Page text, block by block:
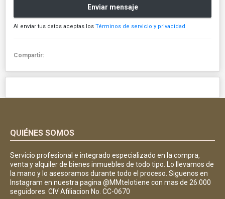
Enviar mensaje
Al enviar tus datos aceptas los Términos de servicio y privacidad
Compartir:
QUIÉNES SOMOS
Servicio profesional e integrado especializado en la compra,
venta y alquiler de bienes inmuebles de todo tipo. Lo llevamos de
la mano y lo asesoramos durante todo el proceso. Siguenos en
Instagram en nuestra pagina @MMtelotiene con mas de 26.000
seguidores. CIV Afiliacion No. CC-0670